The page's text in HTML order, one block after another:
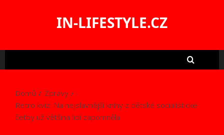
IN-LIFESTYLE.CZ
Domů
Zprávy
Retro kvíz: Na nejslavnější knihy z dětské socialistické
četby už většina lidí zapomněla